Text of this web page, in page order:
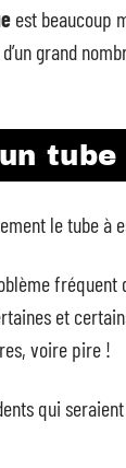
est beaucoup
grand
le tube à
et
voire pire !
qui